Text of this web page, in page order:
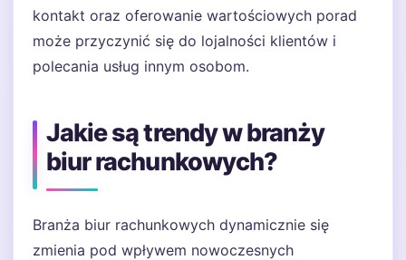
kontakt oraz oferowanie wartościowych porad
może przyczynić się do lojalności klientów i
polecania usług innym osobom.
Jakie są trendy w branży
biur rachunkowych?
Branża biur rachunkowych dynamicznie się
zmienia pod wpływem nowoczesnych